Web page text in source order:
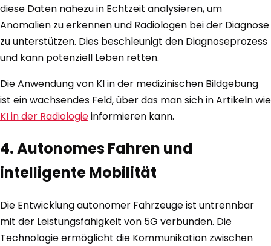
diese Daten nahezu in Echtzeit analysieren, um
Anomalien zu erkennen und Radiologen bei der Diagnose
zu unterstützen. Dies beschleunigt den Diagnoseprozess
und kann potenziell Leben retten.
Die Anwendung von KI in der medizinischen Bildgebung
ist ein wachsendes Feld, über das man sich in Artikeln wie
KI in der Radiologieinformieren kann.
4. Autonomes Fahren und
intelligente Mobilität
Die Entwicklung autonomer Fahrzeuge ist untrennbar
mit der Leistungsfähigkeit von 5G verbunden. Die
Technologie ermöglicht die Kommunikation zwischen